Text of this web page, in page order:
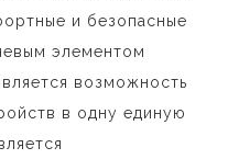
и безопасные
элементом
возможность
в одну единую